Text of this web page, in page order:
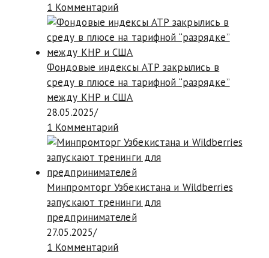
1 Комментарий
Фондовые индексы АТР закрылись в
среду в плюсе на тарифной “разрядке”
между КНР и США
28.05.2025/
1 Комментарий
Минпромторг Узбекистана и Wildberries
запускают тренинги для
предпринимателей
27.05.2025/
1 Комментарий